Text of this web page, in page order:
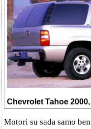
Chevrolet Tahoe
Motori su sada samo